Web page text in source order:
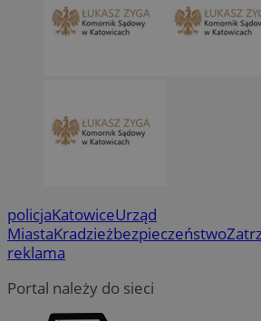
policjaKatowiceUrząd
MiastaKradzieżbezpieczeństwo
reklama
Portal należy do sieci